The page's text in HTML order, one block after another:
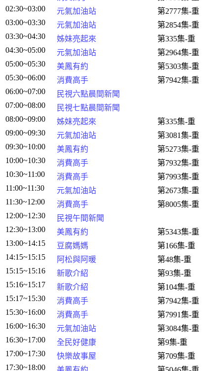
02:30~03:00
元氣加油站
第2777集-重
03:00~03:30
元氣加油站
第2854集-重
03:30~04:30
姊妹亮起來
第335集-重
04:30~05:00
元氣加油站
第2964集-重
05:00~05:30
美鳳有約
第5303集-重
05:30~06:00
消費高手
第7942集-重
06:00~07:00
民視六點晨間新聞
07:00~08:00
民視七點晨間新聞
08:00~09:00
姊妹亮起來
第335集-重
09:00~09:30
元氣加油站
第3081集-重
09:30~10:00
美鳳有約
第5273集-重
10:00~10:30
消費高手
第7932集-重
10:30~11:00
消費高手
第7993集-重
11:00~11:30
元氣加油站
第2673集-重
11:30~12:00
消費高手
第8005集-重
12:00~12:30
民視午間新聞
12:30~13:00
美鳳有約
第5343集-重
13:00~14:15
豆腐媽媽
第166集-重
14:15~15:15
阿松與阿暖
第48集-重
15:15~15:16
新歌介紹
第93集-重
15:16~15:17
新歌介紹
第104集-重
15:17~15:30
消費高手
第7942集-重
15:30~16:00
消費高手
第7991集-重
16:00~16:30
元氣加油站
第3084集-重
16:30~17:00
全民好健康
第9集-重
17:00~17:30
快樂故事屋
第709集-重
17:30~18:00